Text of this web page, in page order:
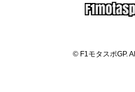
© F1モタスポGP.